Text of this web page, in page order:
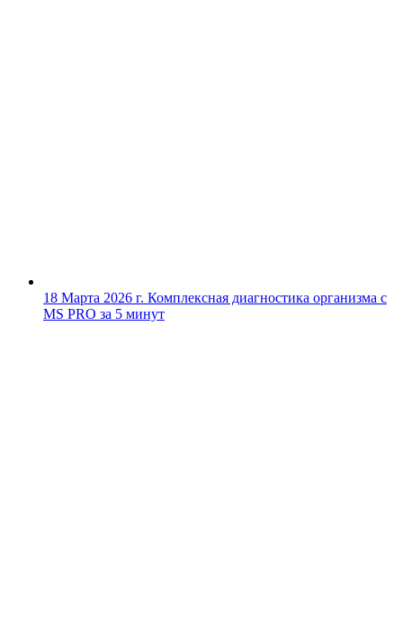
18 Марта 2026 г. Комплексная диагностика организма с
MS PRO за 5 минут